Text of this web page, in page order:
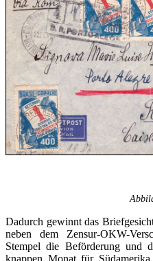
Dadurch gewinnt das
neben dem Zensur-OKW-
Stempel die Beförderung und